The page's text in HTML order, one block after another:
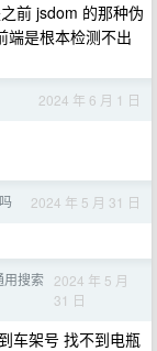
前 jsdom 的那种伪
端是根本检测不出
2024 年 6 月 1 日
2024 年 5 月 31 日
用搜索 2024 年 5 月
31 日
车架号 找不到电瓶